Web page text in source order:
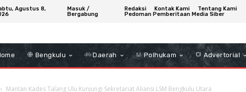
Agustus 8,
Masuk /
Bergabung
Redaksi Kontak Kami
Tentang Kami
Pedoman Pemberitaan Media Siber
Bengkulu Daerah Polhukam Advertorial
Mantan Kades Talang Ulu Kunjungi Sekretariat Aliansi LSM Bengkulu Utara